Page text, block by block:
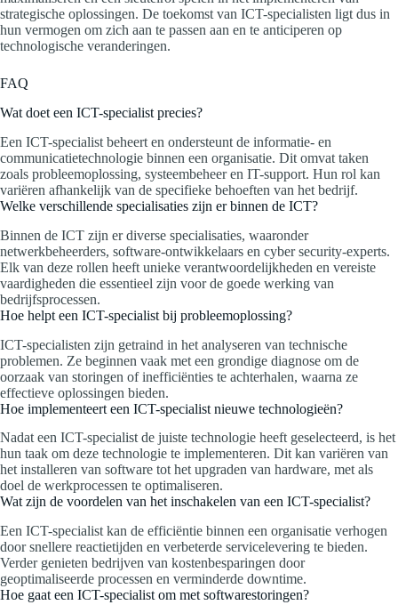
strategische oplossingen. De toekomst van ICT-specialisten ligt dus in
hun vermogen om zich aan te passen aan en te anticiperen op
technologische veranderingen.
FAQ
Wat doet een ICT-specialist precies?
Een ICT-specialist beheert en ondersteunt de informatie- en
communicatietechnologie binnen een organisatie. Dit omvat taken
zoals probleemoplossing, systeembeheer en IT-support. Hun rol kan
variëren afhankelijk van de specifieke behoeften van het bedrijf.
Welke verschillende specialisaties zijn er binnen de ICT?
Binnen de ICT zijn er diverse specialisaties, waaronder
netwerkbeheerders, software-ontwikkelaars en cyber security-experts.
Elk van deze rollen heeft unieke verantwoordelijkheden en vereiste
vaardigheden die essentieel zijn voor de goede werking van
bedrijfsprocessen.
Hoe helpt een ICT-specialist bij probleemoplossing?
ICT-specialisten zijn getraind in het analyseren van technische
problemen. Ze beginnen vaak met een grondige diagnose om de
oorzaak van storingen of inefficiënties te achterhalen, waarna ze
effectieve oplossingen bieden.
Hoe implementeert een ICT-specialist nieuwe technologieën?
Nadat een ICT-specialist de juiste technologie heeft geselecteerd, is het
hun taak om deze technologie te implementeren. Dit kan variëren van
het installeren van software tot het upgraden van hardware, met als
doel de werkprocessen te optimaliseren.
Wat zijn de voordelen van het inschakelen van een ICT-specialist?
Een ICT-specialist kan de efficiëntie binnen een organisatie verhogen
door snellere reactietijden en verbeterde servicelevering te bieden.
Verder genieten bedrijven van kostenbesparingen door
geoptimaliseerde processen en verminderde downtime.
Hoe gaat een ICT-specialist om met softwarestoringen?